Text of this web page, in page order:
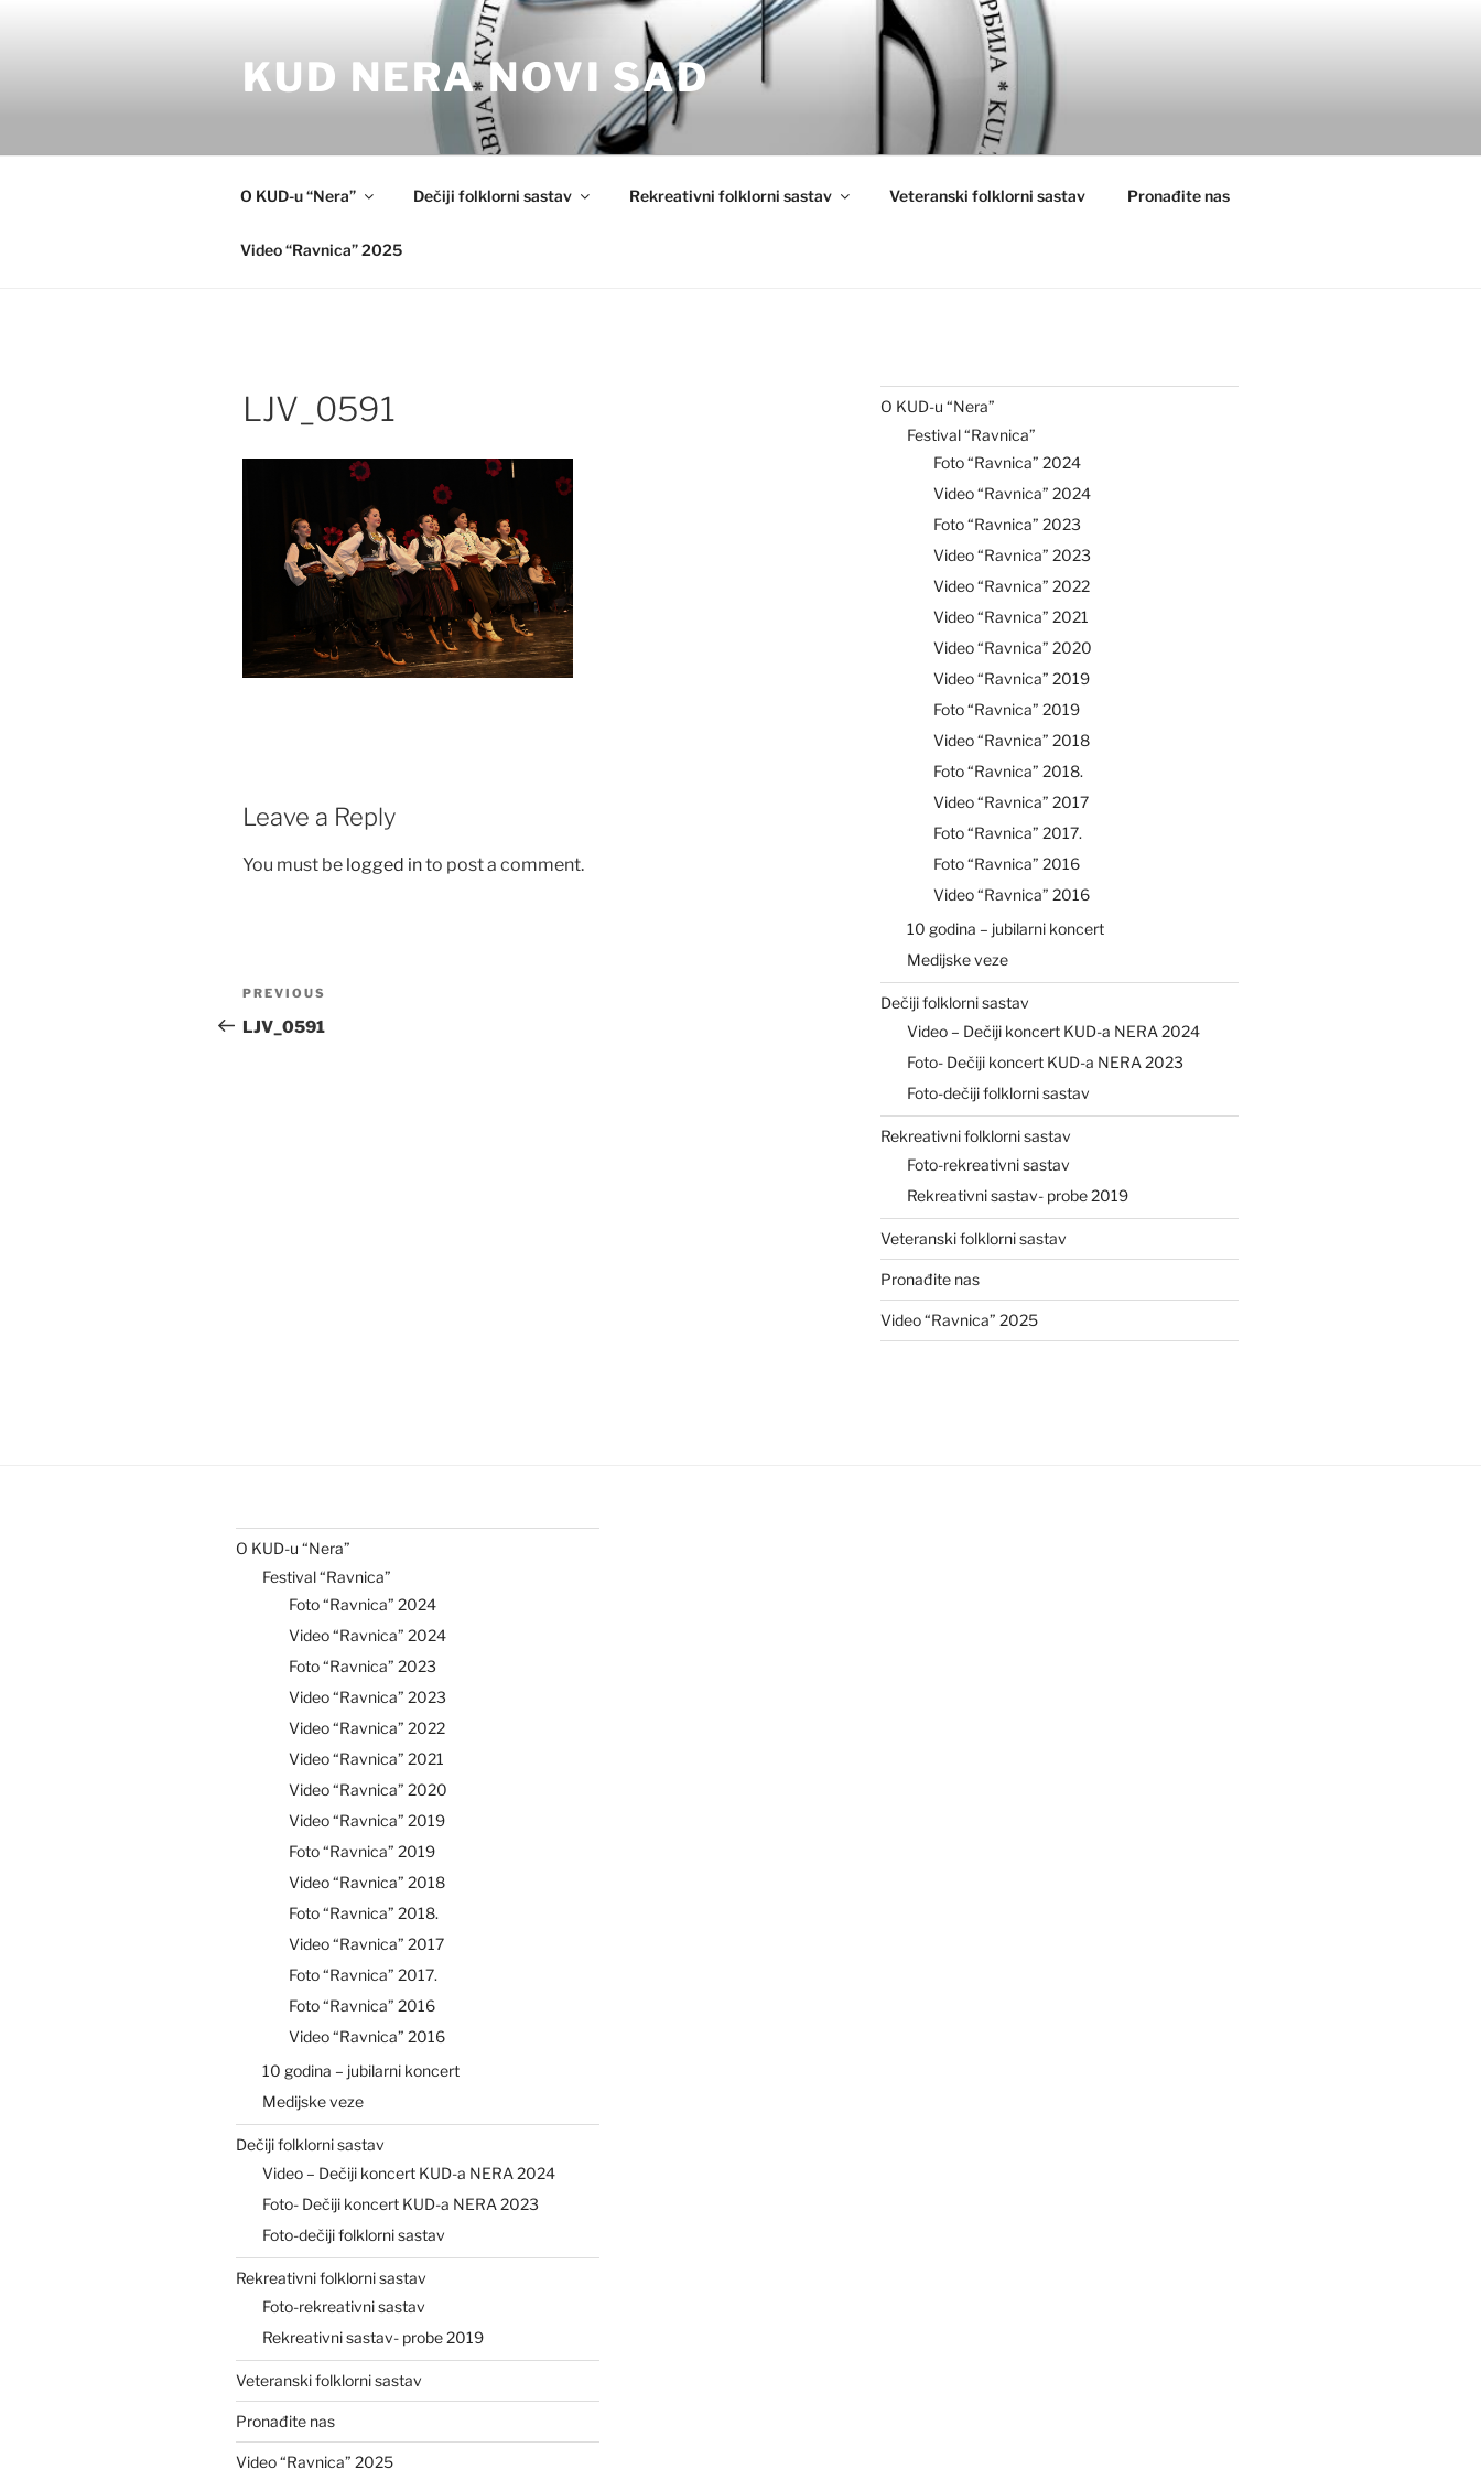
KUD NERA NOVI SAD
O KUD-u “Nera” Dečiji folklorni sastav Rekreativni folklorni sastav Veteranski folklorni sastav Pronađite nas
Video “Ravnica” 2025
LJV_0591
Leave a Reply
You must be logged into post a comment.
Post
navigation
Previous
Post
PREVIOUS
LJV_0591
O KUD-u “Nera”
Festival “Ravnica”
Foto “Ravnica” 2024
Video “Ravnica” 2024
Foto “Ravnica” 2023
Video “Ravnica” 2023
Video “Ravnica” 2022
Video “Ravnica” 2021
Video “Ravnica” 2020
Video “Ravnica” 2019
Foto “Ravnica” 2019
Video “Ravnica” 2018
Foto “Ravnica” 2018.
Video “Ravnica” 2017
Foto “Ravnica” 2017.
Foto “Ravnica” 2016
Video “Ravnica” 2016
10 godina – jubilarni koncert
Medijske veze
Dečiji folklorni sastav
Video – Dečiji koncert KUD-a NERA 2024
Foto- Dečiji koncert KUD-a NERA 2023
Foto-dečiji folklorni sastav
Rekreativni folklorni sastav
Foto-rekreativni sastav
Rekreativni sastav- probe 2019
Veteranski folklorni sastav
Pronađite nas
Video “Ravnica” 2025
O KUD-u “Nera”
Festival “Ravnica”
Foto “Ravnica” 2024
Video “Ravnica” 2024
Foto “Ravnica” 2023
Video “Ravnica” 2023
Video “Ravnica” 2022
Video “Ravnica” 2021
Video “Ravnica” 2020
Video “Ravnica” 2019
Foto “Ravnica” 2019
Video “Ravnica” 2018
Foto “Ravnica” 2018.
Video “Ravnica” 2017
Foto “Ravnica” 2017.
Foto “Ravnica” 2016
Video “Ravnica” 2016
10 godina – jubilarni koncert
Medijske veze
Dečiji folklorni sastav
Video – Dečiji koncert KUD-a NERA 2024
Foto- Dečiji koncert KUD-a NERA 2023
Foto-dečiji folklorni sastav
Rekreativni folklorni sastav
Foto-rekreativni sastav
Rekreativni sastav- probe 2019
Veteranski folklorni sastav
Pronađite nas
Video “Ravnica” 2025